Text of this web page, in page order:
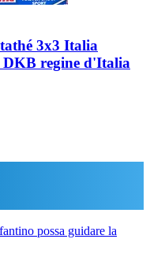
3x3 Italia
DKB regine d'Italia
possa guidare la